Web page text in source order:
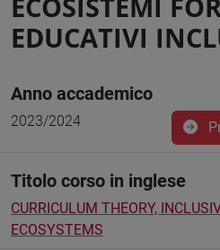
EDUCATIVI
Anno accademico
2023/2024
Titolo corso in inglese
CURRICULUM THEORY,
ECOSYSTEMS